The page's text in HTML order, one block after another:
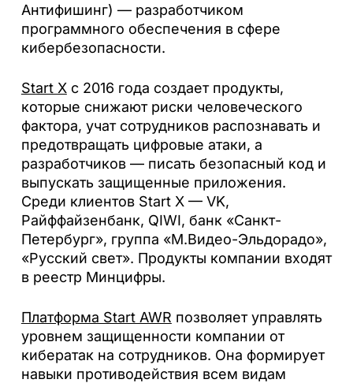
Антифишинг) — разработчиком
программного обеспечения в сфере
кибербезопасности.
Start Xс 2016 года создает продукты,
которые снижают риски человеческого
фактора, учат сотрудников распознавать и
предотвращать цифровые атаки, а
разработчиков — писать безопасный код и
выпускать защищенные приложения.
Среди клиентов Start X — VK,
Райффайзенбанк, QIWI, банк «Санкт-
Петербург», группа «М.Видео-Эльдорадо»,
«Русский свет». Продукты компании входят
в реестр Минцифры.
Платформа Start AWR позволяет управлять
уровнем защищенности компании от
кибератак на сотрудников. Она формирует
навыки противодействия всем видам